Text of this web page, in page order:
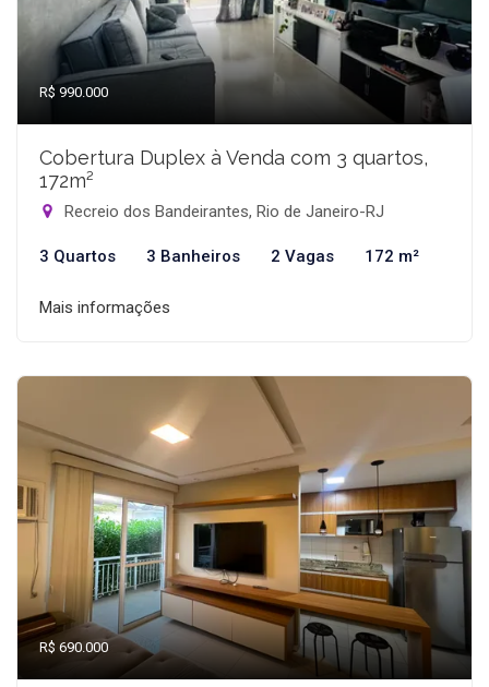
R$ 990.000
Cobertura Duplex à Venda com 3 quartos,
172m²
Recreio dos Bandeirantes, Rio de Janeiro-RJ
3 Quartos 3 Banheiros 2 Vagas 172 m²
Mais informações
R$ 690.000